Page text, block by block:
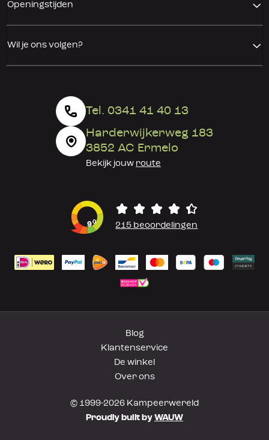
Openingstijden
Wil je ons volgen?
Tel. 0341 41 40 13
Harderwijkerweg 183
3852 AC Ermelo
Bekijk jouw route
90 215 beoordelingen
Blog
Klantenservice
De winkel
Over ons
© 1999-2026 Kampeerwereld
Proudly built by WAUW